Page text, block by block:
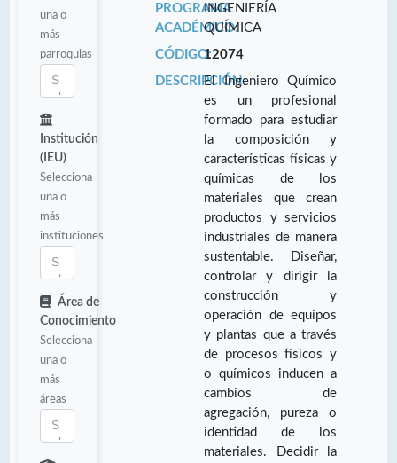
una o
más
parroquias
Institución
(IEU)
Selecciona
una o
más
instituciones
Área de
Conocimiento
Selecciona
una o
más
áreas
PROGRAMA
ACADÉMICO:
INGENIERÍA
QUÍMICA
CÓDIGO:12074
DESCRIPCIÓN:El Ingeniero Químico
es un profesional
formado para estudiar
la composición y
características físicas y
químicas de los
materiales que crean
productos y servicios
industriales de manera
sustentable. Diseñar,
controlar y dirigir la
construcción y
operación de equipos
y plantas que a través
de procesos físicos y
o químicos inducen a
cambios de
agregación, pureza o
identidad de los
materiales. Decidir la